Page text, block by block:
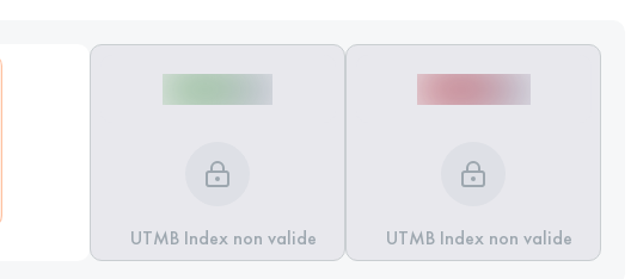
UTMB Index non valide UTMB Index non valide